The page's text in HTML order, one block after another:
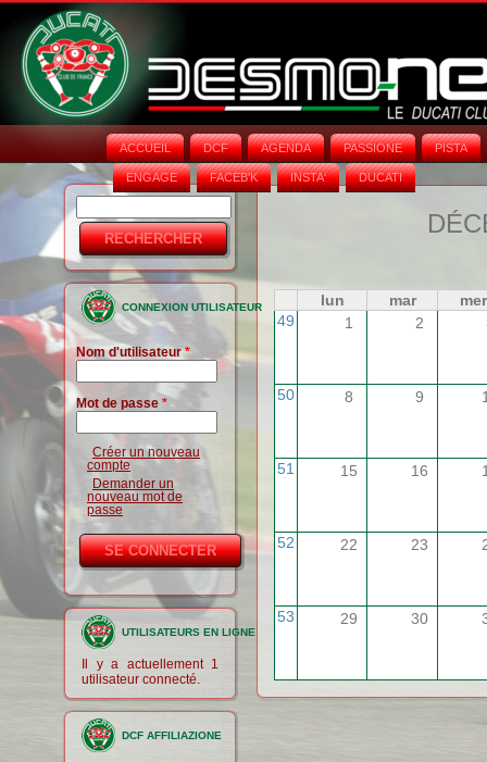
ACCUEIL DCF AGENDA PASSIONE PISTA
ENGAGE FACEB'K INSTA‘ DUCATI
Formulaire
de
recherche
CONNEXION UTILISATEUR
Nom d'utilisateur*
Mot de passe *
Créer un nouveau
compte
Demander un
nouveau mot de
passe
UTILISATEURS EN LIGNE
Il y a actuellement 1
utilisateur connecté.
DCF AFFILIAZIONE
lun mar
mer
49
1 2
50 8 9
51 15 16
52 22 23
53 29 30